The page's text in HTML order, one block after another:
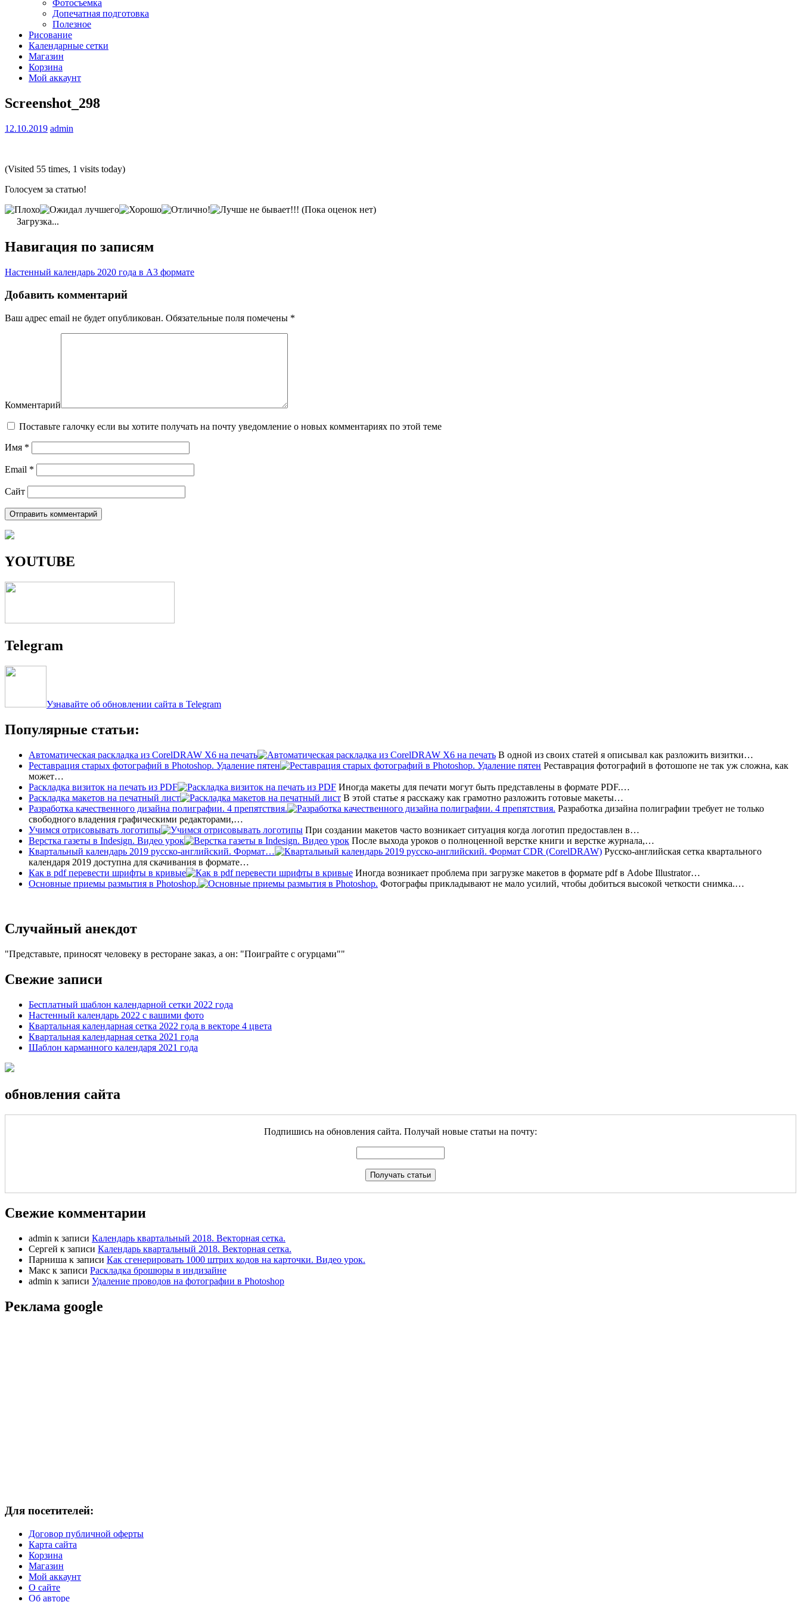
Фотосъемка
Допечатная подготовка
Полезное
Рисование
Календарные сетки
Магазин
Корзина
Мой аккаунт
Screenshot_298
12.10.2019 admin
(Visited 55 times, 1 visits today)
Голосуем за статью!
(Пока оценок нет)
Загрузка...
Навигация по записям
Настенный календарь 2020 года в А3 формате
Добавить комментарий
Ваш адрес email не будет опубликован. Обязательные поля помечены *
Комментарий
Поставьте галочку если вы хотите получать на почту уведомление о новых комментариях по этой теме
Имя *
Email *
Сайт
YOUTUBE
Telegram
Узнавайте об обновлении сайта в Telegram
Популярные статьи:
Автоматическая раскладка из CorelDRAW X6 на печать
В одной из своих статей я описывал как разложить визитки…
Реставрация старых фотографий в Photoshop. Удаление пятен
Реставрация фотографий в фотошопе не так уж сложна, как
может…
Раскладка визиток на печать из PDF
Иногда макеты для печати могут быть представлены в формате PDF.…
Раскладка макетов на печатный лист
В этой статье я расскажу как грамотно разложить готовые макеты…
Разработка качественного дизайна полиграфии. 4 препятствия.
Разработка дизайна полиграфии требует не только
свободного владения графическими редакторами,…
Учимся отрисовывать логотипы
При создании макетов часто возникает ситуация когда логотип предоставлен в…
Верстка газеты в Indesign. Видео урок
После выхода уроков о полноценной верстке книги и верстке журнала,…
Квартальный календарь 2019 русско-английский. Формат…
Русско-английская сетка квартального
календаря 2019 доступна для скачивания в формате…
Как в pdf перевести шрифты в кривые
Иногда возникает проблема при загрузке макетов в формате pdf в Adobe Illustrator…
Основные приемы размытия в Photoshop.
Фотографы прикладывают не мало усилий, чтобы добиться высокой четкости снимка.…
Случайный анекдот
Представьте, приносят человеку в ресторане заказ, а он: "Поиграйте с огурцами"
Свежие записи
Бесплатный шаблон календарной сетки 2022 года
Настенный календарь 2022 с вашими фото
Квартальная календарная сетка 2022 года в векторе 4 цвета
Квартальная календарная сетка 2021 года
Шаблон карманного календаря 2021 года
обновления сайта
Подпишись на обновления сайта. Получай новые статьи на почту:
Свежие комментарии
admin к записи Календарь квартальный 2018. Векторная сетка.
Сергей к записи Календарь квартальный 2018. Векторная сетка.
Парниша к записи Как сгенерировать 1000 штрих кодов на карточки. Видео урок.
Макс к записи Раскладка брошюры в индизайне
admin к записи Удаление проводов на фотографии в Photoshop
Реклама google
Для посетителей:
Договор публичной оферты
Карта сайта
Корзина
Магазин
Мой аккаунт
О сайте
Об авторе